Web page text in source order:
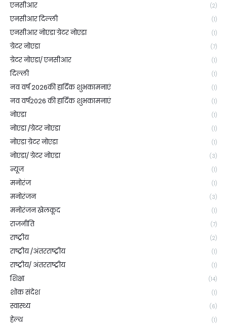
एनसीआर (2)
एनसीआर दिल्ली (1)
एनसीआर नोएडा ग्रेटर नोएडा (1)
ग्रेटर नोएडा (7)
ग्रेटर नोएडा/ एनसीआर (1)
दिल्ली (1)
नव वर्ष 2026की हार्दिक शुभकामनाएं (1)
नव वर्ष2026 की हार्दिक शुभकामनाएं (1)
नोएडा (1)
नोएडा /ग्रेटर नोएडा (1)
नोएडा ग्रेटर नोएडा (1)
नोएडा/ ग्रेटर नोएडा (3)
न्यूज (1)
मनोरंज (1)
मनोरंजन (3)
मनोरंजन खेलकूद (1)
राजनीति (7)
राष्ट्रीय (2)
राष्ट्रीय /अंतरराष्ट्रीय (1)
राष्ट्रीय/ अंतरराष्ट्रीय (1)
शिक्षा (14)
शोक संदेश (1)
स्वास्थ्य (6)
हेल्थ (1)